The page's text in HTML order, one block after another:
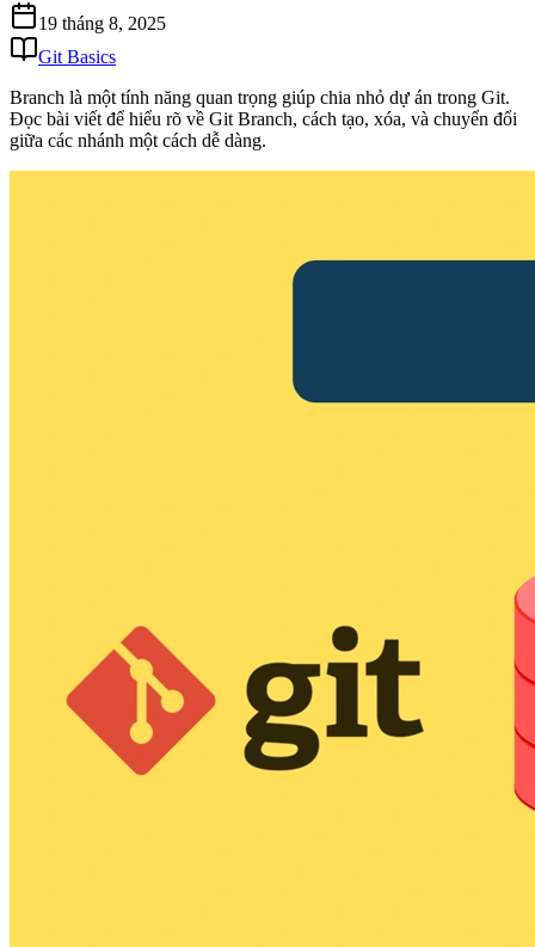
19 tháng 8, 2025
Git Basics
Branch là một tính năng quan trọng giúp chia nhỏ dự án trong Git.
Đọc bài viết để hiểu rõ về Git Branch, cách tạo, xóa, và chuyển đổi
giữa các nhánh một cách dễ dàng.